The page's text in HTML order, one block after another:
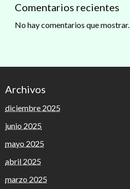
Comentarios recientes
No hay comentarios que mostrar.
Archivos
diciembre 2025
junio 2025
mayo 2025
abril 2025
marzo 2025